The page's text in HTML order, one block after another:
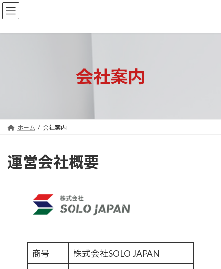
コ
ン
テ
プ
ナ
ビ
ゲ
動
会社案内
ホーム 会社案内
運営会社概要
商号 株式会社SOLO JAPAN